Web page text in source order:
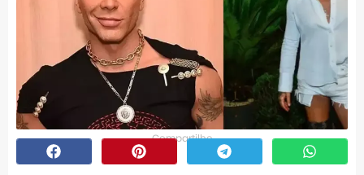
Compartilhe